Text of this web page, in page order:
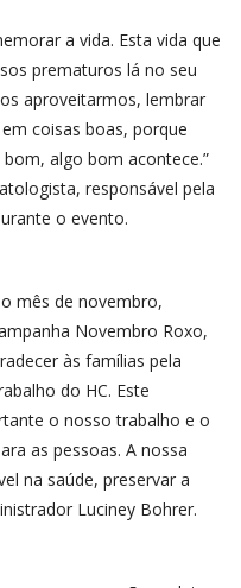
a vida. Esta vida que
prematuros lá no seu
aproveitarmos, lembrar
coisas boas, porque
algo bom acontece.”
responsável pela
o evento.
mês de novembro,
Novembro Roxo,
às famílias pela
do HC. Este
o nosso trabalho e o
as pessoas. A nossa
na saúde, preservar a
Luciney Bohrer.